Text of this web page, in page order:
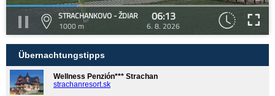
STRACHANKOVO - ŽDIAR
1000 m
06:13
6. 8. 2026
Übernachtungstipps
Wellness Penzión*** Strachan
strachanresort.sk